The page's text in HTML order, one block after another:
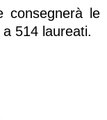
consegnerà le
514 laureati.